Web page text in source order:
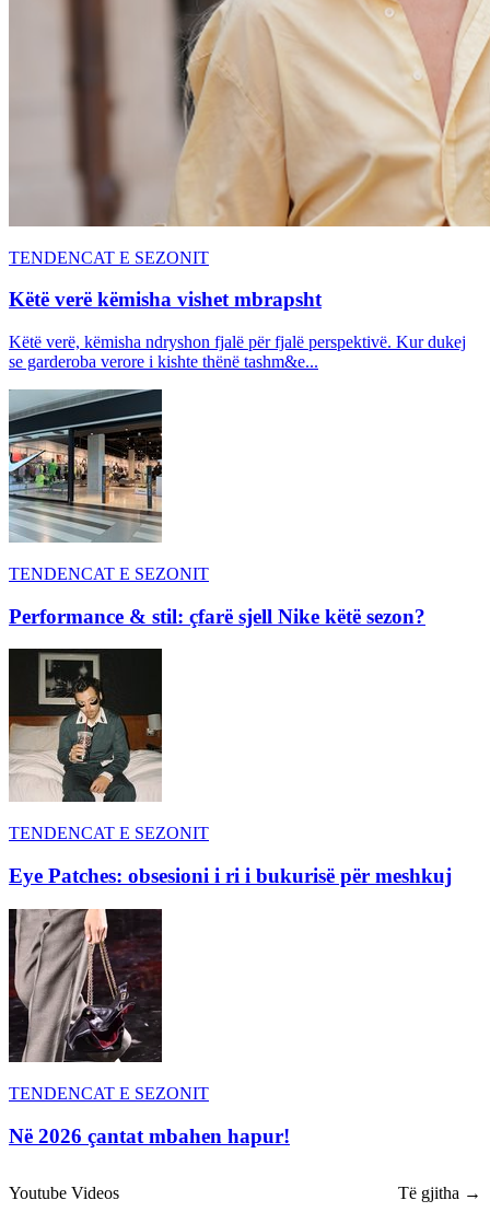
TENDENCAT E SEZONIT
Këtë verë këmisha vishet mbrapsht
Këtë verë, këmisha ndryshon fjalë për fjalë perspektivë. Kur dukej
se garderoba verore i kishte thënë tashm&e...
TENDENCAT E SEZONIT
Performance & stil: çfarë sjell Nike këtë sezon?
TENDENCAT E SEZONIT
Eye Patches: obsesioni i ri i bukurisë për meshkuj
TENDENCAT E SEZONIT
Në 2026 çantat mbahen hapur!
Youtube Videos Të gjitha →